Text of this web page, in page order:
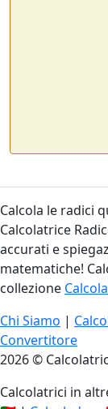
Calcola le radici
Calcolatrice
accurati e
matematiche!
collezione
Chi Siamo |
Convertitore
2026 ©
Calcolatrici in